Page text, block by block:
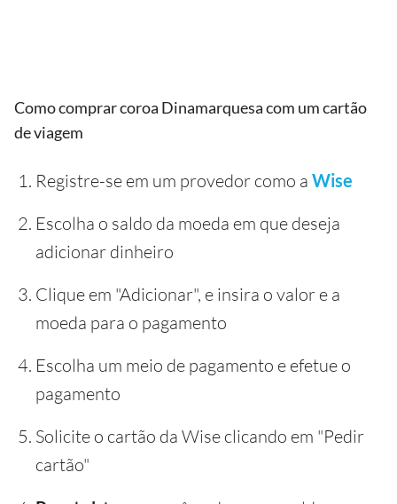
Como comprar coroa Dinamarquesa com um cartão
de viagem
Registre-se em um provedor como a Wise
Escolha o saldo da moeda em que deseja
adicionar dinheiro
Clique em "Adicionar", e insira o valor e a
moeda para o pagamento
Escolha um meio de pagamento e efetue o
pagamento
Solicite o cartão da Wise clicando em "Pedir
cartão"